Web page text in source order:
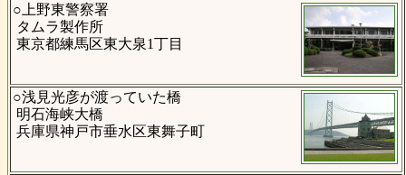
○上野東警察署
タムラ製作所
東京都練馬区東大泉1丁目
○浅見光彦が渡っていた橋
明石海峡大橋
兵庫県神戸市垂水区東舞子町